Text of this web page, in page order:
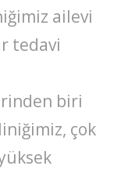
ailevi
tedavi
biri
çok